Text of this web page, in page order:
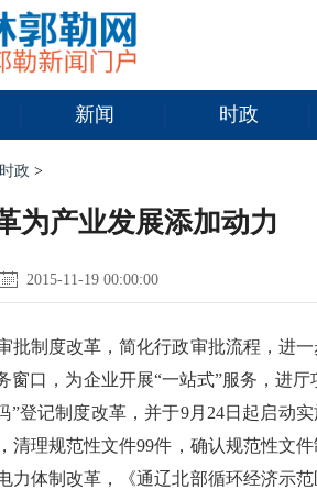
新闻 时政
时政 >
为产业发展添加动力
2015-11-19 00:00:00
批制度改革，简化行政审批流程，进
窗口，为企业开展“一站式”服务，进
”登记制度改革，并于9月24日起启动
清理规范性文件99件，确认规范性文
力体制改革，《通辽北部循环经济示